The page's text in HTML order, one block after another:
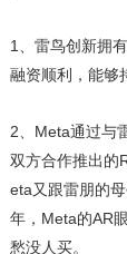
1、雷鸟创新拥
融资顺利，能够
2、Meta通过与
双方合作推出的
eta又跟雷朋的
年，Meta的AR
愁没人买。